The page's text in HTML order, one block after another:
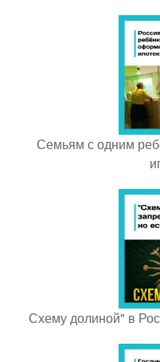
Семьям с одним
Схему долиной" в